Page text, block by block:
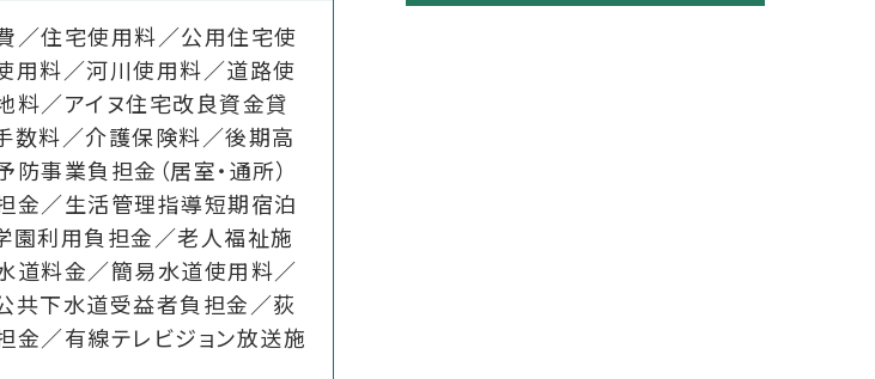
／住宅使用料／公用住宅使
用料／河川使用料／道路使
料／アイヌ住宅改良資金貸
数料／介護保険料／後期高
事業負担金（居室・通所）
金／生活管理指導短期宿泊
園利用負担金／老人福祉施
道料金／簡易水道使用料／
共下水道受益者負担金／荻
／有線テレビジョン放送施